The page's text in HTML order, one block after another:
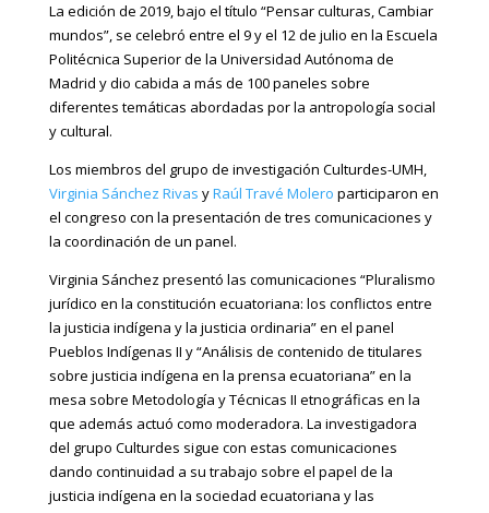
La edición de 2019, bajo el título “Pensar culturas, Cambiar
mundos”, se celebró entre el 9 y el 12 de julio en la Escuela
Politécnica Superior de la Universidad Autónoma de
Madrid y dio cabida a más de 100 paneles sobre
diferentes temáticas abordadas por la antropología social
y cultural.
Los miembros del grupo de investigación Culturdes-UMH,
Virginia Sánchez Rivas yRaúl Travé Molero participaron en
el congreso con la presentación de tres comunicaciones y
la coordinación de un panel.
Virginia Sánchez presentó las comunicaciones “Pluralismo
jurídico en la constitución ecuatoriana: los conflictos entre
la justicia indígena y la justicia ordinaria” en el panel
Pueblos Indígenas II y “Análisis de contenido de titulares
sobre justicia indígena en la prensa ecuatoriana” en la
mesa sobre Metodología y Técnicas II etnográficas en la
que además actuó como moderadora. La investigadora
del grupo Culturdes sigue con estas comunicaciones
dando continuidad a su trabajo sobre el papel de la
justicia indígena en la sociedad ecuatoriana y las